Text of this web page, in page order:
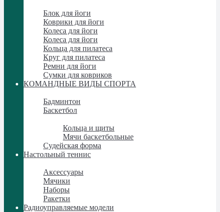
Блок для йоги
Коврики для йоги
Колеса для йоги
Колеса для йоги
Кольца для пилатеса
Круг для пилатеса
Ремни для йоги
Сумки для ковриков
КОМАНДНЫЕ ВИДЫ СПОРТА
Бадминтон
Баскетбол
Кольца и щиты
Мячи баскетбольные
Судейская форма
Настольный теннис
Аксессуары
Мячики
Наборы
Ракетки
Радиоуправляемые модели